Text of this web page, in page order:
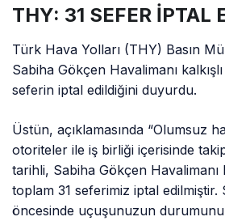
THY: 31 SEFER İPTAL
Türk Hava Yolları (THY) Basın
Sabiha Gökçen Havalimanı
seferin iptal edildiğini duyurdu.
Üstün, açıklamasında “Olumsuz
otoriteler ile iş birliği içerisinde
tarihli, Sabiha Gökçen Havalimanı
toplam 31 seferimiz iptal edilmiştir.
öncesinde uçuşunuzun